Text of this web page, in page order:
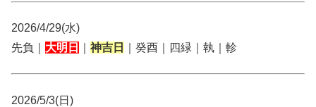
2026/4/29(水)
先負｜ 大明日 神吉日 ｜癸酉｜四緑｜執｜軫
2026/5/3(日)